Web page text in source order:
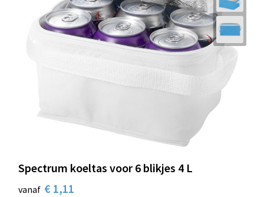
Spectrum koeltas voor 6 blikjes 4 L
vanaf € 1,11